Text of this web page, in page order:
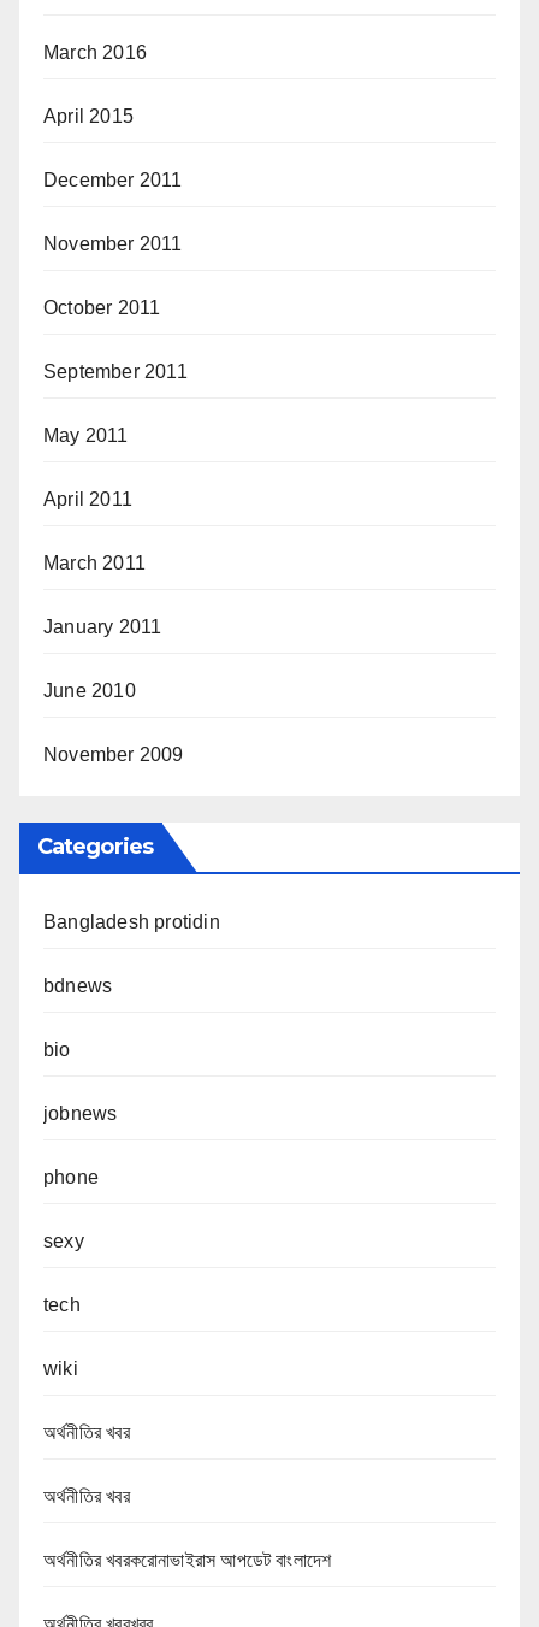
March 2016
April 2015
December 2011
November 2011
October 2011
September 2011
May 2011
April 2011
March 2011
January 2011
June 2010
November 2009
Categories
Bangladesh protidin
bdnews
bio
jobnews
phone
sexy
tech
wiki
অর্থনীতির খবর
অর্থনীতির খবর
অর্থনীতির খবরকরোনাভাইরাস আপডেট বাংলাদেশ